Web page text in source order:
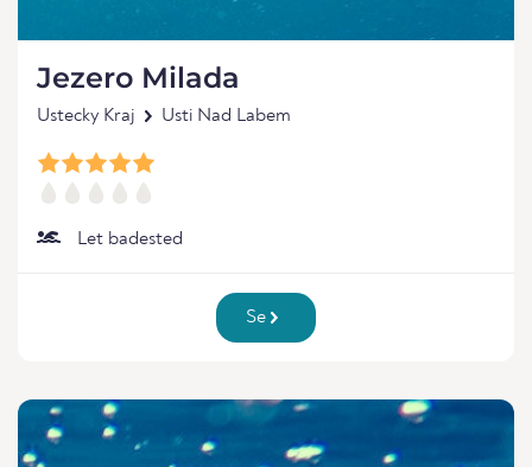
Jezero Milada
Ustecky Kraj Usti Nad Labem
Let badested
Se